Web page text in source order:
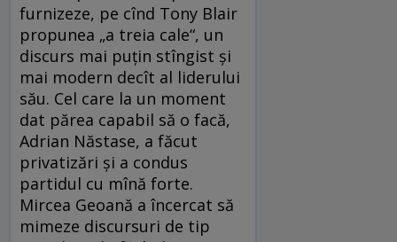
furnizeze, pe cînd Tony Blair
propunea „a treia cale“, un
discurs mai puţin stîngist şi
mai modern decît al liderului
său. Cel care la un moment
dat părea capabil să o facă,
Adrian Năstase, a făcut
privatizări şi a condus
partidul cu mînă forte.
Mircea Geoană a încercat să
mimeze discursuri de tip